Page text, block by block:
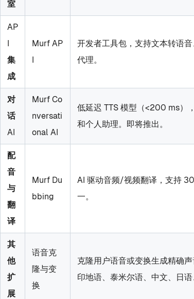
室
AP
I
集
成
Murf AP
I
开发者工具包，支持文本转语
代理。
对
话
AI
Murf Co
nversati
onal AI
低延迟 TTS 模型（<200 ms）
和个人助理。即将推出。
配
音
与
翻
译
Murf Du
bbing
AI 驱动音频/视频翻译，支持
一。
其
他
扩
展
语音克
隆与变
换
克隆用户语音或变换生成精确
印地语、泰米尔语、中文、日